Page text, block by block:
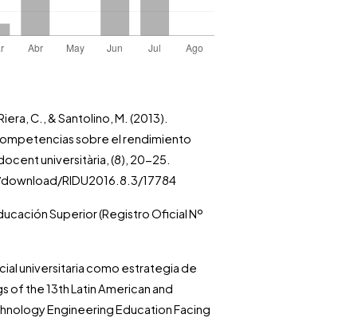
C., & Santolino, M. (2013).
sobre el rendimiento
universitària, (8), 20-25.
RIDU2016.8.3/17784
Superior (Registro Oficial Nº
universitaria como estrategia de
of the 13th Latin American and
Engineering Education Facing